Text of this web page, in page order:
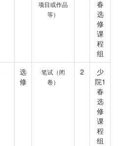
项目或作品
等）
春
选
修
课
程
组
选
修
笔试（闭
卷）
2
少
院1
春
选
修
课
程
组